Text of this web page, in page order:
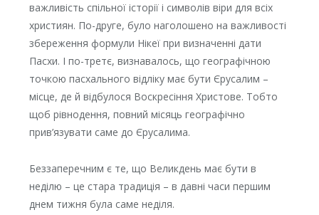
важливість спільної історії і символів віри для всіх
християн. По-друге, було наголошено на важливості
збереження формули Нікеї при визначенні дати
Пасхи. І по-третє, визнавалось, що географічною
точкою пасхального відліку має бути Єрусалим –
місце, де й відбулося Воскресіння Христове. Тобто
щоб рівнодення, повний місяць географічно
прив’язувати саме до Єрусалима.
Беззаперечним є те, що Великдень має бути в
неділю – це стара традиція – в давні часи першим
днем тижня була саме неділя.